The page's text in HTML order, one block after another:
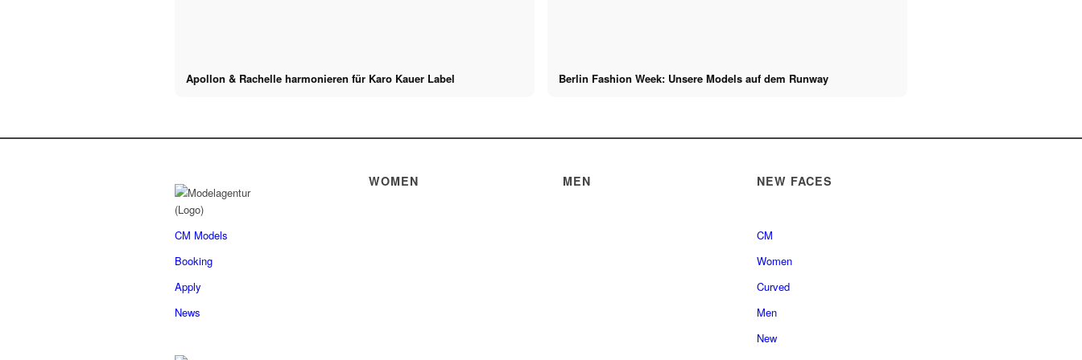
Apollon & Rachelle harmonieren für Karo Kauer Label Berlin Fashion Week: Unsere Models auf dem Runway
CM Models
Booking
Apply
News
WOMEN MEN NEW FACES
CM
Women
Curved
Men
New